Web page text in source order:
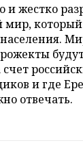
и жестко
мир,
и где
отвечать.